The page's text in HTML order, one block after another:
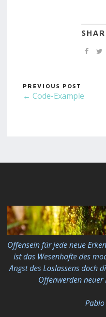
PREVIOUS POST
← Code-Example
Offensein für jede neue
ist das Wesenhafte des
Angst des Loslassens doch
Offenwerden